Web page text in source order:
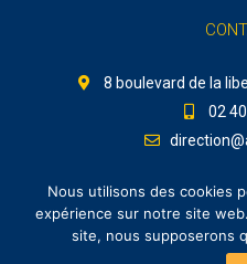
8 boulevard de la
02
Retrouvez-
Nous utilisons des cookies
expérience sur notre site
site, nous supposerons